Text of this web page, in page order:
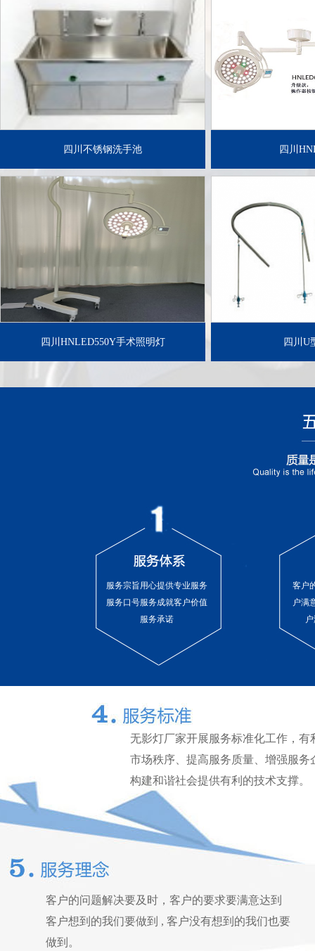
四川不锈钢洗手池
了解详情+
四川
了
四川HNLED550Y手术照明灯
了解详情+
四川U
了
服务宗旨用心提供专业服务
服务口号服务成就客户价值
服务承诺
客户
户满
无影灯厂家开展服务标准化工作，有
市场秩序、提高服务质量、增强服务
构建和谐社会提供有利的技术支撑。
客户的问题解决要及时，客户的要求要满意达到
客户想到的我们要做到 , 客户没有想到的我们也要
做到。